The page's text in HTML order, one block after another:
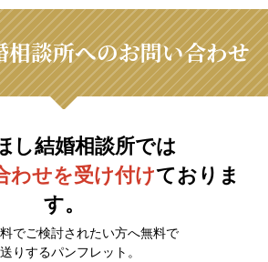
相談所へのお問い合わせ
し結婚相談所では
わせを受け付けておりま
す。
でご検討されたい方へ無料で
りするパンフレット。